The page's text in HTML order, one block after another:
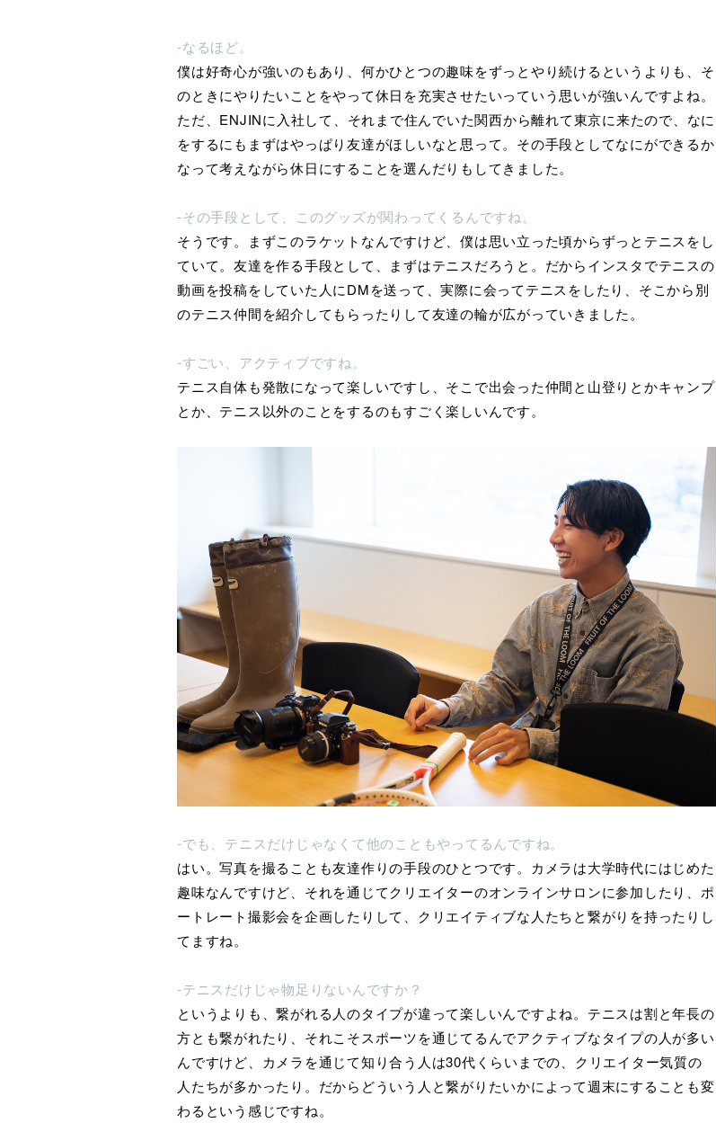
-なるほど。
僕は好奇心が強いのもあり、何かひとつの趣味をずっとやり続けるというよりも、そ
のときにやりたいことをやって休日を充実させたいっていう思いが強いんですよね。
ただ、ENJINに入社して、それまで住んでいた関西から離れて東京に来たので、なに
をするにもまずはやっぱり友達がほしいなと思って。その手段としてなにができるか
なって考えながら休日にすることを選んだりもしてきました。
-その手段として、このグッズが関わってくるんですね。
そうです。まずこのラケットなんですけど、僕は思い立った頃からずっとテニスをし
ていて。友達を作る手段として、まずはテニスだろうと。だからインスタでテニスの
動画を投稿をしていた人にDMを送って、実際に会ってテニスをしたり、そこから別
のテニス仲間を紹介してもらったりして友達の輪が広がっていきました。
-すごい、アクティブですね。
テニス自体も発散になって楽しいですし、そこで出会った仲間と山登りとかキャンプ
とか、テニス以外のことをするのもすごく楽しいんです。
-でも、テニスだけじゃなくて他のこともやってるんですね。
はい。写真を撮ることも友達作りの手段のひとつです。カメラは大学時代にはじめた
趣味なんですけど、それを通じてクリエイターのオンラインサロンに参加したり、ポ
ートレート撮影会を企画したりして、クリエイティブな人たちと繋がりを持ったりし
てますね。
-テニスだけじゃ物足りないんですか？
というよりも、繋がれる人のタイプが違って楽しいんですよね。テニスは割と年長の
方とも繋がれたり、それこそスポーツを通じてるんでアクティブなタイプの人が多い
んですけど、カメラを通じて知り合う人は30代くらいまでの、クリエイター気質の
人たちが多かったり。だからどういう人と繋がりたいかによって週末にすることも変
わるという感じですね。